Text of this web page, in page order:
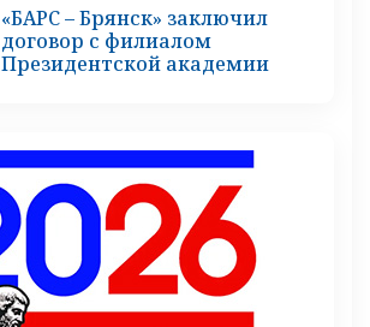
«БАРС – Брянск» заключил
договор с филиалом
Президентской академии